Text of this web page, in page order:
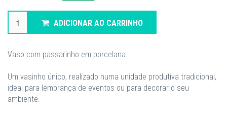
ADICIONAR AO CARRINHO
Vaso com passarinho em porcelana.
Um vasinho único, realizado numa unidade produtiva tradicional,
ideal para lembrança de eventos ou para decorar o seu
ambiente.